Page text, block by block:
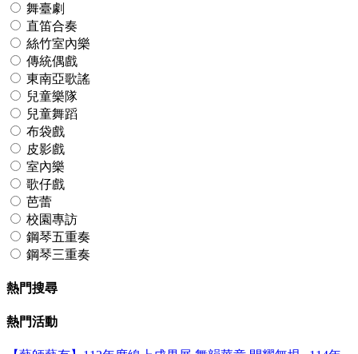
舞臺劇
直笛合奏
絲竹室內樂
傳統偶戲
東南亞歌謠
兒童樂隊
兒童舞蹈
布袋戲
皮影戲
室內樂
歌仔戲
芭蕾
校園專訪
鋼琴五重奏
鋼琴三重奏
熱門搜尋
熱門活動